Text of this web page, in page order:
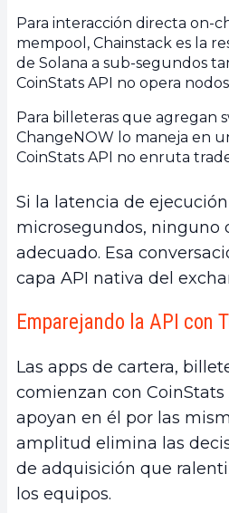
Para interacción directa on-
mempool, Chainstack es la
de Solana a sub-segundos
CoinStats API no opera
Para billeteras que agregan
ChangeNOW lo maneja en
CoinStats API no enruta
Si la latencia de
microsegundos, ninguno
adecuado. Esa
capa API nativa del
Emparejando la API con
Las apps de cartera,
comienzan con CoinStats
apoyan en él por las
amplitud elimina las
de adquisición que
los equipos.